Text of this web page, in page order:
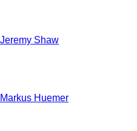
Jeremy Shaw
Markus Huemer